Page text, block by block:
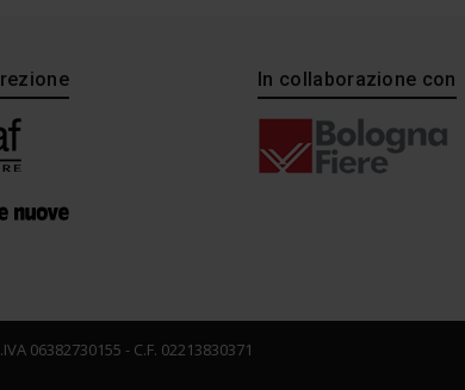
In collaborazione con
06382730155 - C.F. 02213830371